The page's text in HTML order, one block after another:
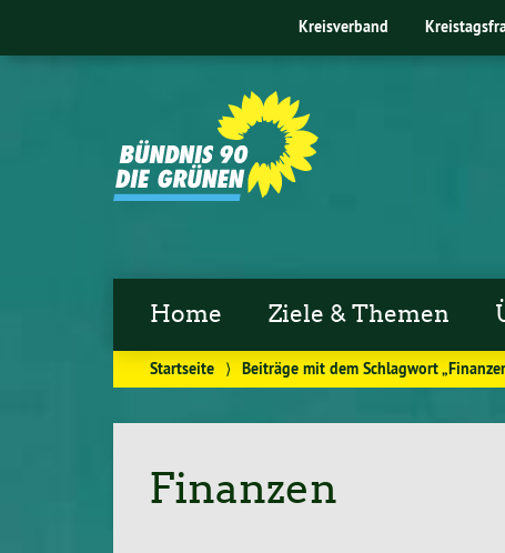
Kreisverband
Home Ziele & Themen
Startseite ⟩ Beiträge mit dem Schlagwort
Finanzen